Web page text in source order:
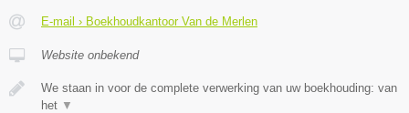
E-mail › Boekhoudkantoor Van de Merlen
Website onbekend
We staan in voor de complete verwerking van uw boekhouding: van
het ▼